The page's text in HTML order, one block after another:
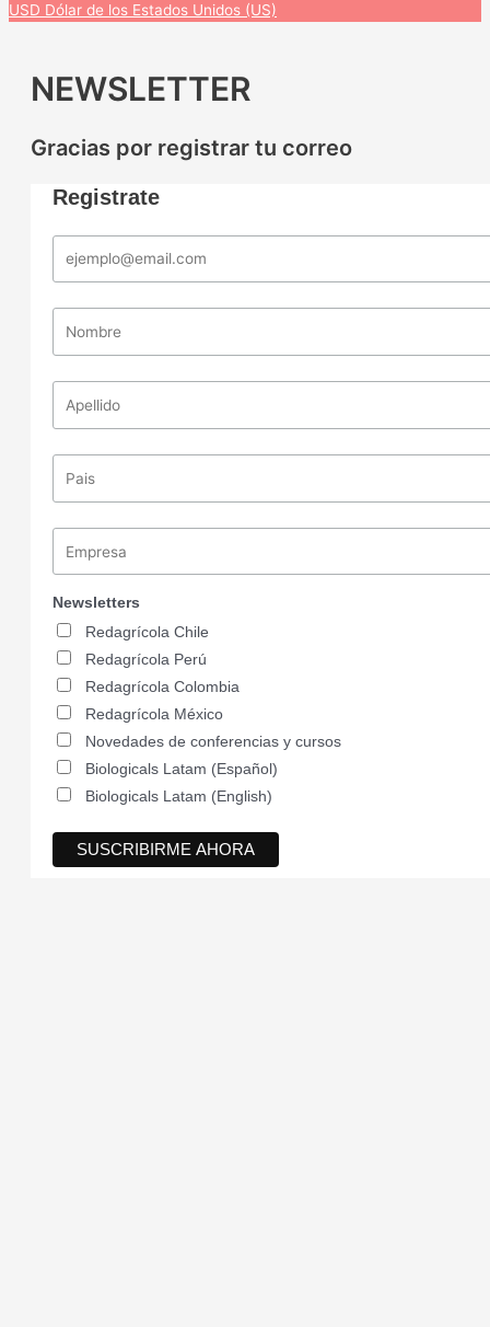
USD Dólar de los Estados Unidos (US)
NEWSLETTER
Gracias por registrar tu correo
Registrate
Newsletters
Redagrícola Chile
Redagrícola Perú
Redagrícola Colombia
Redagrícola México
Novedades de conferencias y cursos
Biologicals Latam (Español)
Biologicals Latam (English)